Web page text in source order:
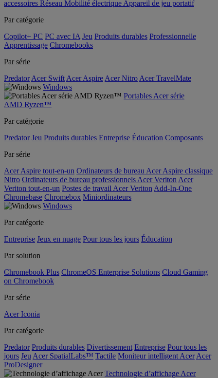
accessoires Réseau Mobilité électrique Appareil de jeu portatif
Par catégorie
Copilot+ PC PC avec IA Jeu Produits durables Professionnelle
Apprentissage Chromebooks
Par série
Predator Acer Swift Acer Aspire Acer Nitro Acer TravelMate
Windows
Portables Acer série
AMD Ryzen™
Par catégorie
Predator Jeu Produits durables Entreprise Éducation Composants
Par série
Acer Aspire tout-en-un Ordinateurs de bureau Acer Aspire classique
Nitro Ordinateurs de bureau professionnels Acer Veriton Acer
Veriton tout-en-un Postes de travail Acer Veriton Add-In-One
Chromebase Chromebox Miniordinateurs
Windows
Par catégorie
Entreprise Jeux en nuage Pour tous les jours Éducation
Par solution
Chromebook Plus ChromeOS Enterprise Solutions Cloud Gaming
on Chromebook
Par série
Acer Iconia
Par catégorie
Predator Produits durables Divertissement Entreprise Pour tous les
jours Jeu Acer SpatialLabs™ Tactile Moniteur intelligent Acer Acer
ProDesigner
Technologie d’affichage Acer